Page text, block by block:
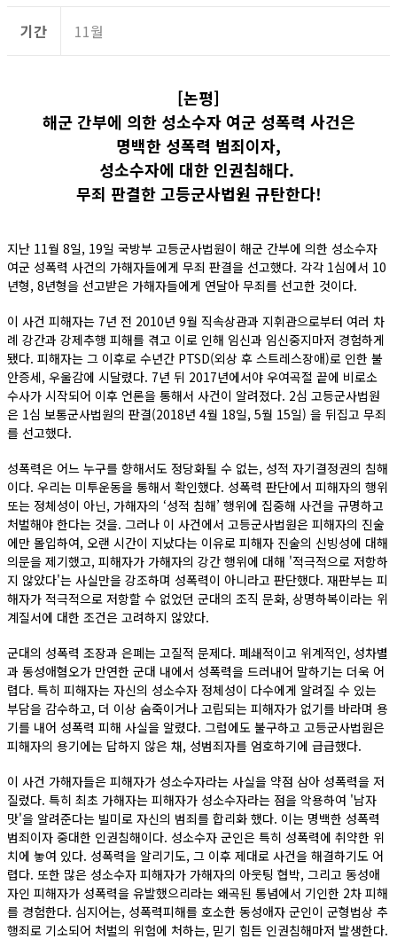
기간 11월
[논평]
해군 간부에 의한 성소수자 여군 성폭력 사건은
명백한 성폭력 범죄이자,
성소수자에 대한 인권침해다.
무죄 판결한 고등군사법원 규탄한다!
지난 11월 8일, 19일 국방부 고등군사법원이 해군 간부에 의한 성소수자
여군 성폭력 사건의 가해자들에게 무죄 판결을 선고했다. 각각 1심에서 10
년형, 8년형을 선고받은 가해자들에게 연달아 무죄를 선고한 것이다.
이 사건 피해자는 7년 전 2010년 9월 직속상관과 지휘관으로부터 여러 차
례 강간과 강제추행 피해를 겪고 이로 인해 임신과 임신중지마저 경험하게
됐다. 피해자는 그 이후로 수년간 PTSD(외상 후 스트레스장애)로 인한 불
안증세, 우울감에 시달렸다. 7년 뒤 2017년에서야 우여곡절 끝에 비로소
수사가 시작되어 이후 언론을 통해서 사건이 알려졌다. 2심 고등군사법원
은 1심 보통군사법원의 판결(2018년 4월 18일, 5월 15일) 을 뒤집고 무죄
를 선고했다.
성폭력은 어느 누구를 향해서도 정당화될 수 없는, 성적 자기결정권의 침해
이다. 우리는 미투운동을 통해서 확인했다. 성폭력 판단에서 피해자의 행위
또는 정체성이 아닌, 가해자의 ‘성적 침해’ 행위에 집중해 사건을 규명하고
처벌해야 한다는 것을. 그러나 이 사건에서 고등군사법원은 피해자의 진술
에만 몰입하여, 오랜 시간이 지났다는 이유로 피해자 진술의 신빙성에 대해
의문을 제기했고, 피해자가 가해자의 강간 행위에 대해 '적극적으로 저항하
지 않았다'는 사실만을 강조하며 성폭력이 아니라고 판단했다. 재판부는 피
해자가 적극적으로 저항할 수 없었던 군대의 조직 문화, 상명하복이라는 위
계질서에 대한 조건은 고려하지 않았다.
군대의 성폭력 조장과 은폐는 고질적 문제다. 폐쇄적이고 위계적인, 성차별
과 동성애혐오가 만연한 군대 내에서 성폭력을 드러내어 말하기는 더욱 어
렵다. 특히 피해자는 자신의 성소수자 정체성이 다수에게 알려질 수 있는
부담을 감수하고, 더 이상 숨죽이거나 고립되는 피해자가 없기를 바라며 용
기를 내어 성폭력 피해 사실을 알렸다. 그럼에도 불구하고 고등군사법원은
피해자의 용기에는 답하지 않은 채, 성범죄자를 엄호하기에 급급했다.
이 사건 가해자들은 피해자가 성소수자라는 사실을 약점 삼아 성폭력을 저
질렀다. 특히 최초 가해자는 피해자가 성소수자라는 점을 악용하여 '남자
맛'을 알려준다는 빌미로 자신의 범죄를 합리화 했다. 이는 명백한 성폭력
범죄이자 중대한 인권침해이다. 성소수자 군인은 특히 성폭력에 취약한 위
치에 놓여 있다. 성폭력을 알리기도, 그 이후 제대로 사건을 해결하기도 어
렵다. 또한 많은 성소수자 피해자가 가해자의 아웃팅 협박, 그리고 동성애
자인 피해자가 성폭력을 유발했으리라는 왜곡된 통념에서 기인한 2차 피해
를 경험한다. 심지어는, 성폭력피해를 호소한 동성애자 군인이 군형법상 추
행죄로 기소되어 처벌의 위험에 처하는, 믿기 힘든 인권침해마저 발생한다.